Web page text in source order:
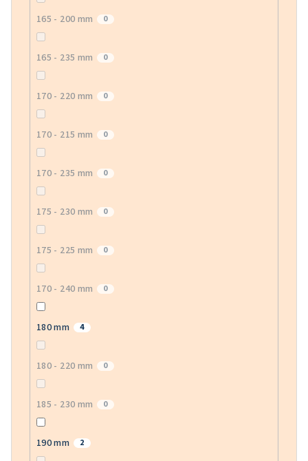
165 - 200 mm 0
165 - 235 mm 0
170 - 220 mm 0
170 - 215 mm 0
170 - 235 mm 0
175 - 230 mm 0
175 - 225 mm 0
170 - 240 mm 0
180 mm 4
180 - 220 mm 0
185 - 230 mm 0
190 mm 2